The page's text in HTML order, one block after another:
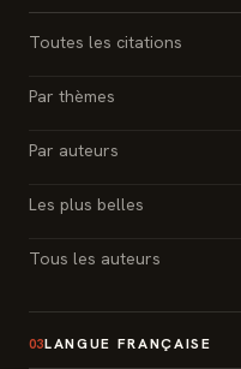
Toutes les citations
Par thèmes
Par auteurs
Les plus belles
Tous les auteurs
03LANGUE FRANÇAISE